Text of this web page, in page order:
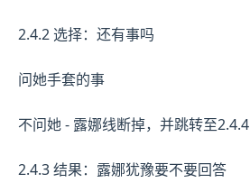
2.4.2 选择：还有事吗
问她手套的事
不问她 - 露娜线断掉，并跳转至2.4.4
2.4.3 结果：露娜犹豫要不要回答